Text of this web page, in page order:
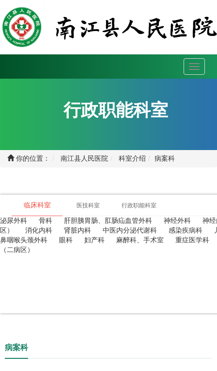
Toggle
行政职能科室
你的位置： 南江县人民医院 科室介绍 病案科
临床科室 医技科室 行政职能科室
泌尿外科 骨科 肝胆胰胃肠、肛肠疝血管外科 神经外科
神
区）
消化内科 肾脏内科 中医内分泌代谢科 感染疾病科
鼻咽喉头颈外科
眼科 妇产科 麻醉科、手术室
重症医学科
（二病区）
病案科